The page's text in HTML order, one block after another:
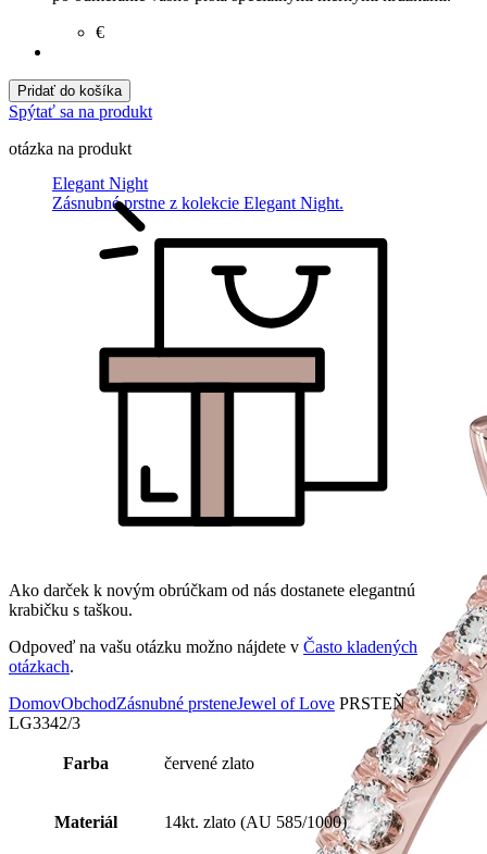
Elegant Night
Zásnubné prstne z kolekcie Elegant Night.
€
Pridať do košíka
Spýtať sa na produkt
otázka na produkt
Ako darček k novým obrúčkam od nás dostanete elegantnú
krabičku s taškou.
Odpoveď na vašu otázku možno nájdete v Často kladených
otázkach.
DomovObchodZásnubné prsteneJewel of Love PRSTEŇ
LG3342/3
Farba červené zlato
Materiál 14kt. zlato (AU 585/1000)